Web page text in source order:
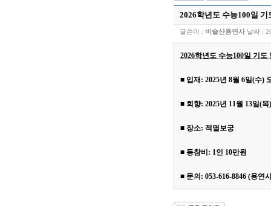
2026학년도 수능100일 기
글쓴이 : 비슬산용연사 날짜 :
2026학년도 수능100일 기도
■ 입재: 2025년 8월 6일(수)
■ 회향: 2025년 11월 13일(
■ 장소: 적멸보궁
■ 동참비: 1인 10만원
■ 문의: 053-616-8846 (용연